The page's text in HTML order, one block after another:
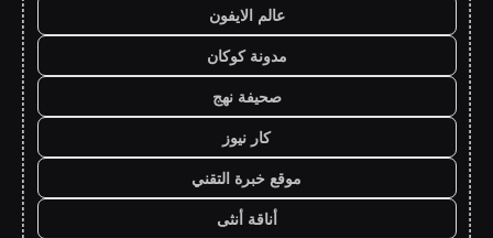
عالم الايفون
مدونة كوكان
صحيفة نهج
كار نيوز
موقع خبرة التقني
أناقة أنثى